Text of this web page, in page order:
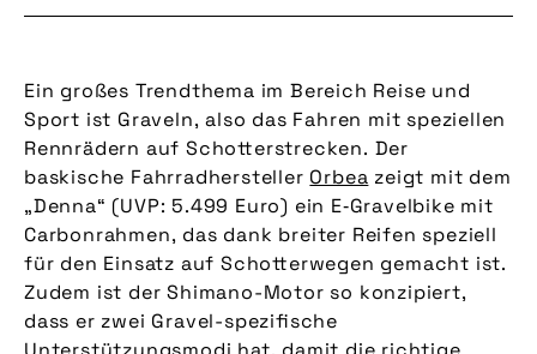
Ein großes Trendthema im Bereich Reise und
Sport ist Graveln, also das Fahren mit speziellen
Rennrädern auf Schotterstrecken. Der
baskische Fahrradhersteller Orbea zeigt mit dem
„Denna“ (UVP: 5.499 Euro) ein E‑Gravelbike mit
Carbonrahmen, das dank breiter Reifen speziell
für den Einsatz auf Schotterwegen gemacht ist.
Zudem ist der Shimano-Motor so konzipiert,
dass er zwei Gravel-spezifische